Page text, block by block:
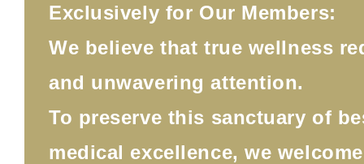
Exclusively for Our Members:
We believe that true wellness
and unwavering attention.
To preserve this sanctuary of
medical excellence, we